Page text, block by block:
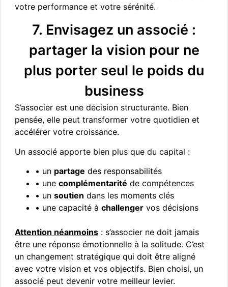
votre performance et votre sérénité.
7. Envisagez un associé :
partager la vision pour ne
plus porter seul le poids du
business
S’associer est une décision structurante. Bien
pensée, elle peut transformer votre quotidien et
accélérer votre croissance.
Un associé apporte bien plus que du capital :
• un partage des responsabilités
• une complémentarité de compétences
• un soutien dans les moments clés
• une capacité à challengervos décisions
Attention néanmoins: s’associer ne doit jamais
être une réponse émotionnelle à la solitude. C’est
un changement stratégique qui doit être aligné
avec votre vision et vos objectifs. Bien choisi, un
associé peut devenir votre meilleur levier.